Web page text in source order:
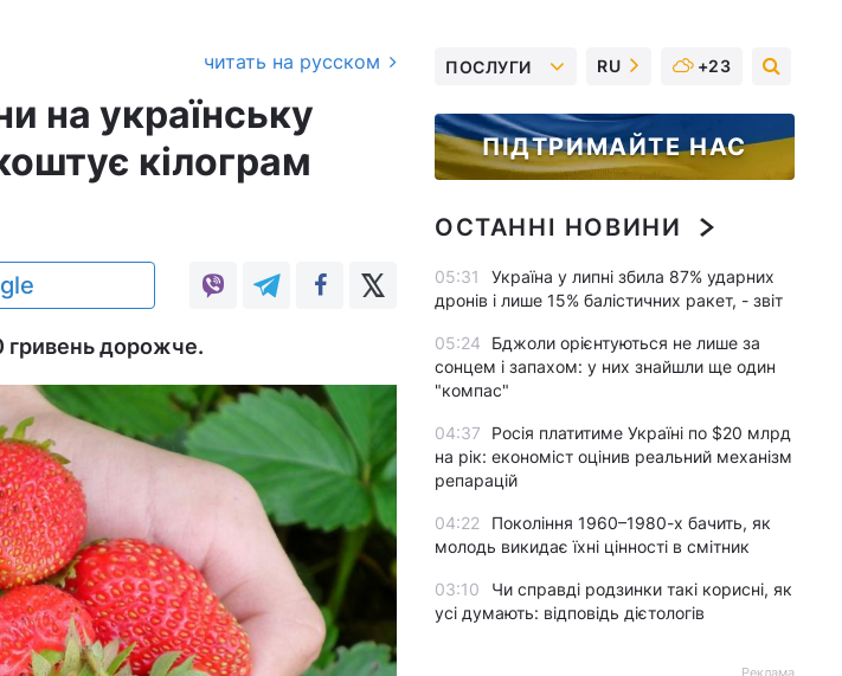
читать на русском
на українську
кілограм
гривень дорожче.
ПОСЛУГИ RU +23
ПІДТРИМАЙТЕ НАС
ОСТАННІ НОВИНИ
05:31
Україна у липні збила 87% ударних
дронів і лише 15% балістичних ракет, - звіт
05:24
Бджоли орієнтуються не лише за
сонцем і запахом: у них знайшли ще один
"компас"
04:37
Росія платитиме Україні по $20 млрд
на рік: економіст оцінив реальний механізм
репарацій
04:22
Покоління 1960–1980-х бачить, як
молодь викидає їхні цінності в смітник
03:10
Чи справді родзинки такі корисні, як
усі думають: відповідь дієтологів
Реклама